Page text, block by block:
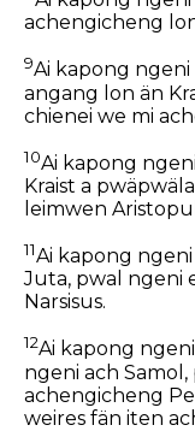
achengicheng
9Ai kapong
angang lon än
chienei we mi
10Ai kapong
Kraist a
leimwen
11Ai kapong
Juta, pwal ngeni
Narsisus.
12Ai kapong
ngeni ach
achengicheng
weires fän iten